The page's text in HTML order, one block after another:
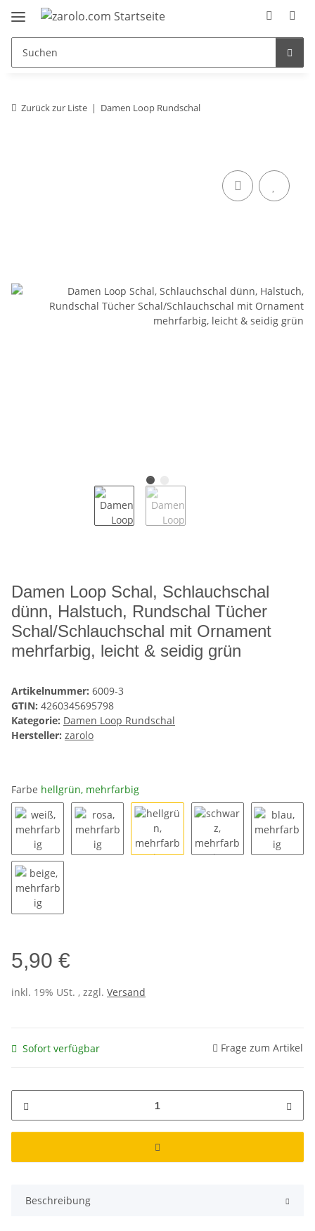
Zurück zur Liste Damen Loop Rundschal
Damen Loop Schal, Schlauchschal
dünn, Halstuch, Rundschal Tücher
Schal/Schlauchschal mit Ornament
mehrfarbig, leicht & seidig grün
Artikelnummer: 6009-3
GTIN: 4260345695798
Kategorie: Damen Loop Rundschal
Hersteller: zarolo
Farbe hellgrün, mehrfarbig
weiß, mehrfarbig
5,90 €
inkl. 19% USt. , zzgl. Versand
Sofort verfügbar Frage zum Artikel
Beschreibung